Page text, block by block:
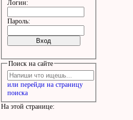
Логин:
Пароль:
Поиск на сайте
или перейди на страницу
поиска
На этой странице: